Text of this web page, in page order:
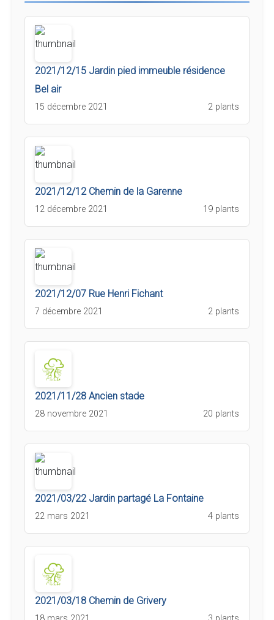
2021/12/15 Jardin pied immeuble résidence
Bel air
15 décembre 2021 2 plants
2021/12/12 Chemin de la Garenne
12 décembre 2021 19 plants
2021/12/07 Rue Henri Fichant
7 décembre 2021 2 plants
2021/11/28 Ancien stade
28 novembre 2021 20 plants
2021/03/22 Jardin partagé La Fontaine
22 mars 2021 4 plants
2021/03/18 Chemin de Grivery